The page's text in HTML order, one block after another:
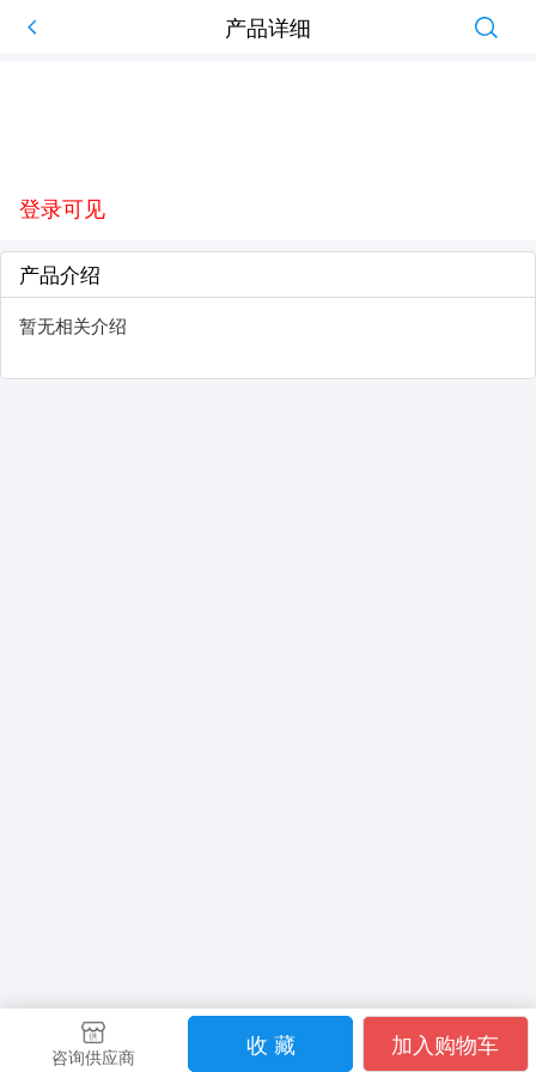
产品详细
登录可见
产品介绍
暂无相关介绍
咨询供应商 收 藏 加入购物车